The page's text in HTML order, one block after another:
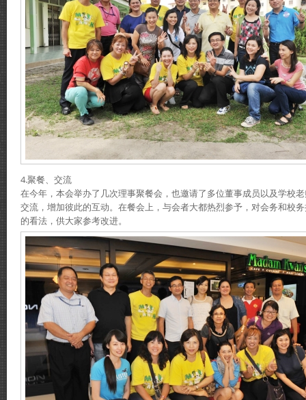
4.聚餐、交流
在今年，本会举办了几次理事聚餐会，也邀请了多位董事成员以及学校
交流，增加彼此的互动。在餐会上，与会者大都热烈参予，对会务和校
的看法，供大家参考改进。